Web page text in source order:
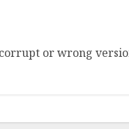
or wrong